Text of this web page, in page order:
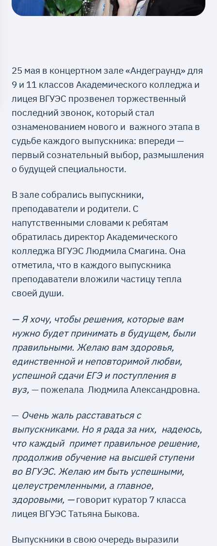
25 мая в концертном зале «Андеграунд» для
9 и 11 классов Академического колледжа и
лицея ВГУЭС прозвенел торжественный
последний звонок, который стал
ознаменованием нового и важного этапа в
судьбе каждого выпускника: впереди —
первый сознательный выбор, размышления
о будущей специальности.
В зале собрались выпускники,
преподаватели и родители. С
напутственными словами к ребятам
обратилась директор Академического
колледжа ВГУЭС Людмила Смагина. Она
отметила, что в каждого выпускника
преподаватели вложили частицу тепла
своей души.
— Я хочу, чтобы решения, которые вам
нужно будет принимать в будущем, были
правильными. Желаю вам здоровья,
единственной и неповторимой любви,
успешной сдачи ЕГЭ и поступления в
вуз,— пожелала Людмила Александровна.
— Очень жаль расставаться с
выпускниками. Но я рада за них, надеюсь,
что каждый примет правильное решение,
продолжив обучение на высшей ступени
во ВГУЭС. Желаю им быть успешными,
целеустремленными, а главное,
здоровыми, —говорит куратор 7 класса
лицея ВГУЭС Татьяна Быкова.
Выпускники в свою очередь выразили